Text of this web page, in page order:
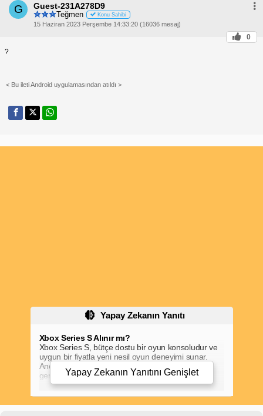
G Guest-231A278D9
Teğmen Konu Sahibi
15 Haziran 2023 Perşembe 14:33:20 (16036 mesaj)
0
?
< Bu ileti Android uygulamasından atıldı >
Yapay Zekanın Yanıtı
Xbox Series S Alınır mı?
Xbox Series S, bütçe dostu bir oyun konsoludur ve
uygun bir fiyatla yeni nesil oyun deneyimi sunar.
Ancak, satın almadan önce dikkate almanız
gereken bazı hususlar vardır:
Performans:Xbox Series S, Xbox Series X'ten
Yapay Zekanın Yanıtını Genişlet